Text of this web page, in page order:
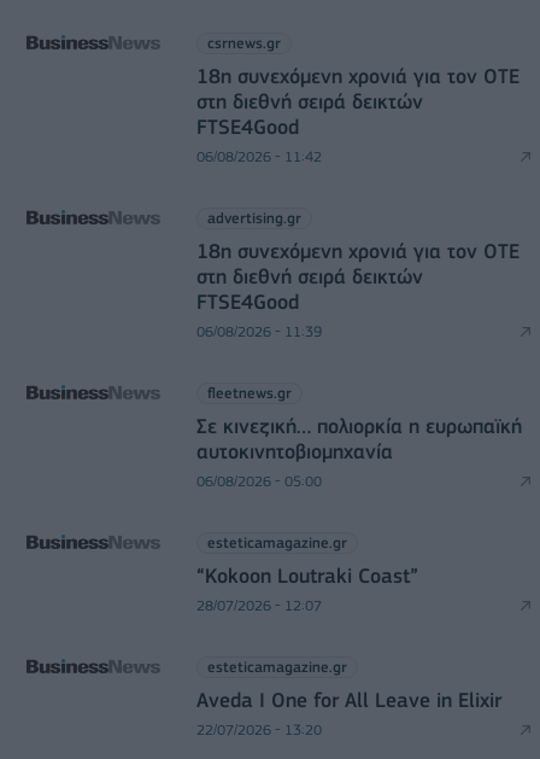
csrnews.gr
18η συνεχόμενη χρονιά για τον ΟΤΕ
στη διεθνή σειρά δεικτών
FTSE4Good
06/08/2026 - 11:42
advertising.gr
18η συνεχόμενη χρονιά για τον ΟΤΕ
στη διεθνή σειρά δεικτών
FTSE4Good
06/08/2026 - 11:39
fleetnews.gr
Σε κινεζική… πολιορκία η ευρωπαϊκή
αυτοκινητοβιομηχανία
06/08/2026 - 05:00
esteticamagazine.gr
“Kokoon Loutraki Coast”
28/07/2026 - 12:07
esteticamagazine.gr
Aveda I One for All Leave in Elixir
22/07/2026 - 13:20